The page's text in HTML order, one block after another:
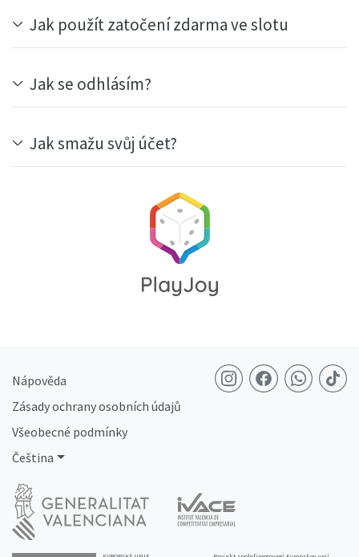
Jak použít zatočení zdarma ve slotu
Jak se odhlásím?
Jak smažu svůj účet?
Nápověda
Zásady ochrany osobních údajů
Všeobecné podmínky
Čeština